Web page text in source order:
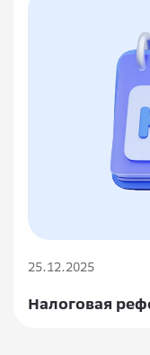
25.12.2025
Налоговая